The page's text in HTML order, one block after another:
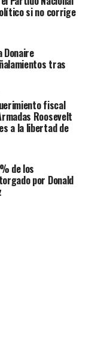
si no corrige
Donaire
tras
fiscal
Roosevelt
a la libertad de
de los
por Donald